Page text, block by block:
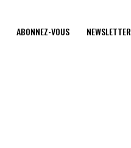
ABONNEZ-VOUS NEWSLETTER